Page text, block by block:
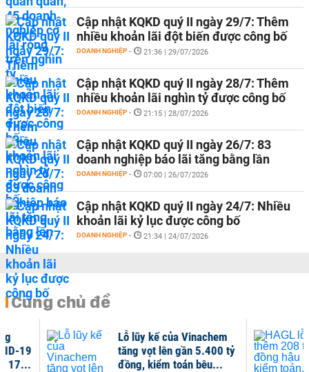
Cập nhật KQKD quý II ngày 29/7: Thêm
nhiều khoản lãi đột biến được công bố
DOANH NGHIỆP - 21:36 | 29/07/2026
Cập nhật KQKD quý II ngày 28/7: Thêm
nhiều khoản lãi nghìn tỷ được công bố
DOANH NGHIỆP - 21:15 | 28/07/2026
Cập nhật KQKD quý II ngày 26/7: 83
doanh nghiệp báo lãi tăng bằng lần
DOANH NGHIỆP - 07:00 | 26/07/2026
Cập nhật KQKD quý II ngày 24/7: Nhiều
khoản lãi kỷ lục được công bố
DOANH NGHIỆP - 21:34 | 24/07/2026
Cùng chủ đề
Lỗ lũy kế của Vinachem
tăng vọt lên gần 5.400 tỷ
đồng, kiểm toán bêu...